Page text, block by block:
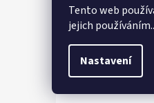
Tento web
jejich
Nastavení